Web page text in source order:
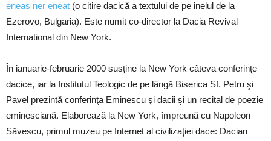
eneas ner eneat (o citire dacică a textului de pe inelul de la
Ezerovo, Bulgaria). Este numit co-director la Dacia Revival
International din New York.
În ianuarie-februarie 2000 susţine la New York câteva conferinţe
dacice, iar la Institutul Teologic de pe lângă Biserica Sf. Petru şi
Pavel prezintă conferinţa Eminescu şi dacii şi un recital de poezie
eminesciană. Elaborează la New York, împreună cu Napoleon
Săvescu, primul muzeu pe Internet al civilizaţiei dace: Dacian